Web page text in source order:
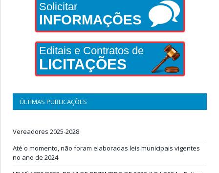
Solicitar
INFORMAÇÕES
Editais e Contratos de
LICITAÇÕES
ÚLTIMAS PUBLICAÇÕES
Vereadores 2025-2028
Até o momento, não foram elaboradas leis municipais vigentes
no ano de 2024